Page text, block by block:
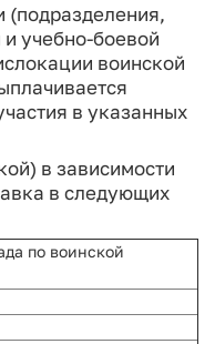
(подразделения,
учебно-боевой
воинской
в указанных
в зависимости
в следующих
по воинской